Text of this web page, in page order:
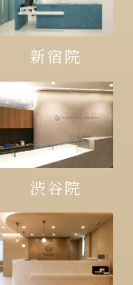
新宿院
渋谷院